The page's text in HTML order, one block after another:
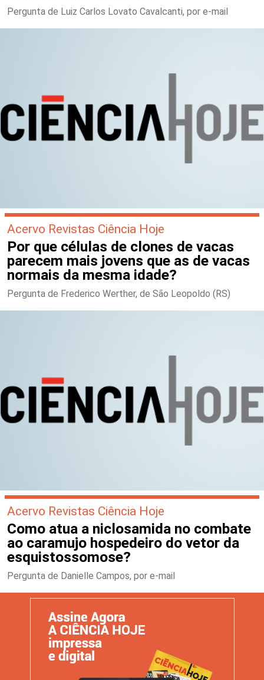
Pergunta de Luiz Carlos Lovato Cavalcanti, por e-mail
Acervo Revistas Ciência Hoje
Por que células de clones de vacas
parecem mais jovens que as de vacas
normais da mesma idade?
Pergunta de Frederico Werther, de São Leopoldo (RS)
Acervo Revistas Ciência Hoje
Como atua a niclosamida no combate
ao caramujo hospedeiro do vetor da
esquistossomose?
Pergunta de Danielle Campos, por e-mail